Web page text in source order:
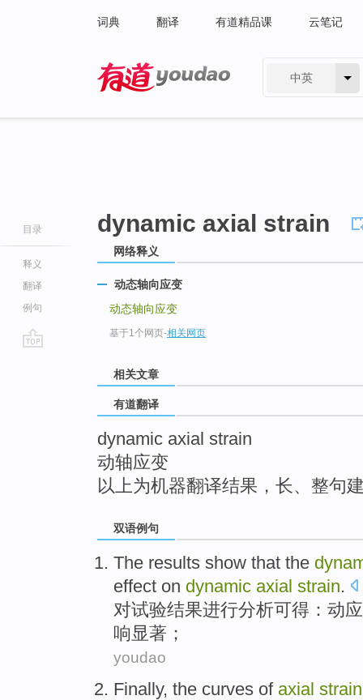
词典 翻译 有道精品课 云笔记
中英
目录
释义
翻译
例句
dynamic axial strain
网络释义
动态轴向应变
动态轴向应变
基于1个网页-相关网页
相关文章
有道翻译
dynamic axial strain
动轴应变
以上为机器翻译结果，长、整句
双语例句
The results show that the
effect on dynamic axial strain.
对试验结果进行分析可得： 动
响显著 ；
youdao
Finally, the curves of axial strain